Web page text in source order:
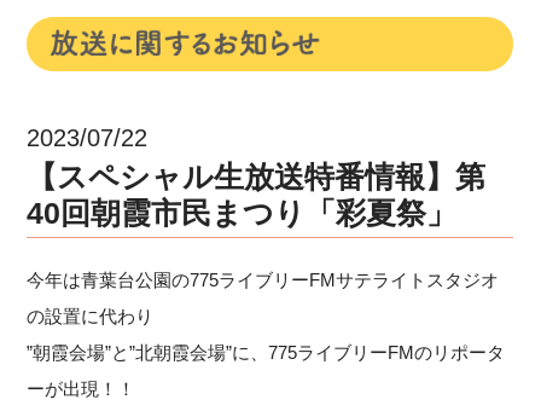
2023/07/22
【スペシャル生放送特番情報】第
40回朝霞市民まつり「彩夏祭」
今年は青葉台公園の775ライブリーFMサテライトスタジオ
の設置に代わり
”朝霞会場”と”北朝霞会場”に、775ライブリーFMのリポータ
ーが出現！！